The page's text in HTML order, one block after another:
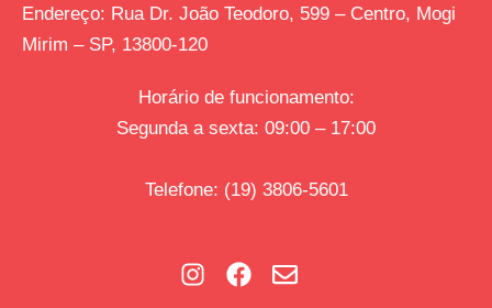
Endereço: Rua Dr. João Teodoro, 599 – Centro, Mogi
Mirim – SP, 13800-120
Horário de funcionamento:
Segunda a sexta: 09:00 – 17:00
Telefone: (19) 3806-5601